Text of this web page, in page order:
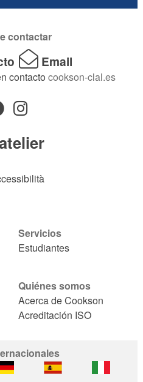
contactar
Email
contacto cookson-clal.es
Servicios
Estudiantes
Quiénes somos
Acerca de Cookson
Acreditación ISO